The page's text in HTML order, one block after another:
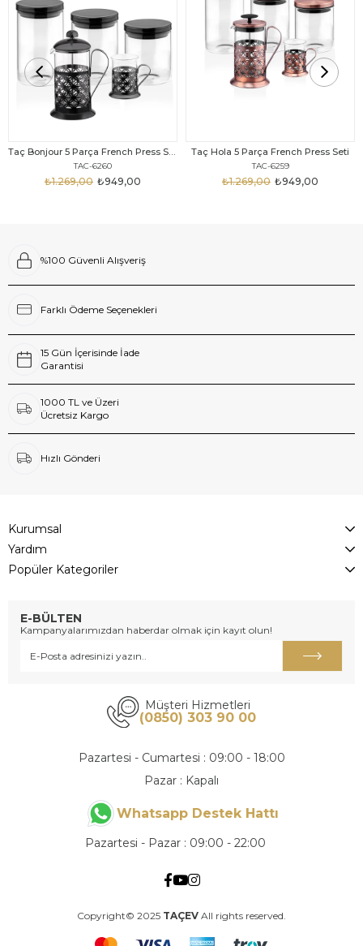
TAC-6260
₺949,00
₺1.269,00
Taç Hola 5 Parça French Press Seti
TAC-6259
₺949,00
₺1.269,00
%100 Güvenli Alışveriş
Farklı Ödeme Seçenekleri
15 Gün İçerisinde İade
Garantisi
1000 TL ve Üzeri
Ücretsiz Kargo
Hızlı Gönderi
Kurumsal
Yardım
Popüler Kategoriler
E-BÜLTEN
Kampanyalarımızdan haberdar olmak için kayıt olun!
Müşteri Hizmetleri
(0850) 303 90 00
Pazartesi - Cumartesi : 09:00 - 18:00
Pazar : Kapalı
Whatsapp Destek Hattı
Pazartesi - Pazar : 09:00 - 22:00
Copyright© 2025 TAÇEV All rights reserved.